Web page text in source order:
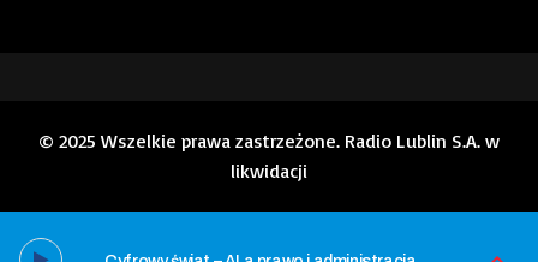
© 2025 Wszelkie prawa zastrzeżone. Radio Lublin S.A. w
likwidacji